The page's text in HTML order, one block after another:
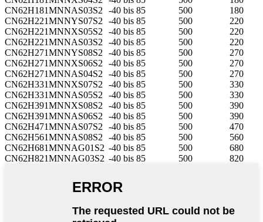
CN62H181MNNAS03S2
-40 bis 85 500
180
CN62H221MNNYS07S2
-40 bis 85 500
220
CN62H221MNNXS05S2
-40 bis 85 500
220
CN62H221MNNAS03S2
-40 bis 85 500
220
CN62H271MNNYS08S2
-40 bis 85 500
270
CN62H271MNNXS06S2
-40 bis 85 500
270
CN62H271MNNAS04S2
-40 bis 85 500
270
CN62H331MNNXS07S2
-40 bis 85 500
330
CN62H331MNNAS05S2
-40 bis 85 500
330
CN62H391MNNXS08S2
-40 bis 85 500
390
CN62H391MNNAS06S2
-40 bis 85 500
390
CN62H471MNNAS07S2
-40 bis 85 500
470
CN62H561MNNAS08S2
-40 bis 85 500
560
CN62H681MNNAG01S2 -40 bis 85 500
680
CN62H821MNNAG03S2 -40 bis 85 500 820